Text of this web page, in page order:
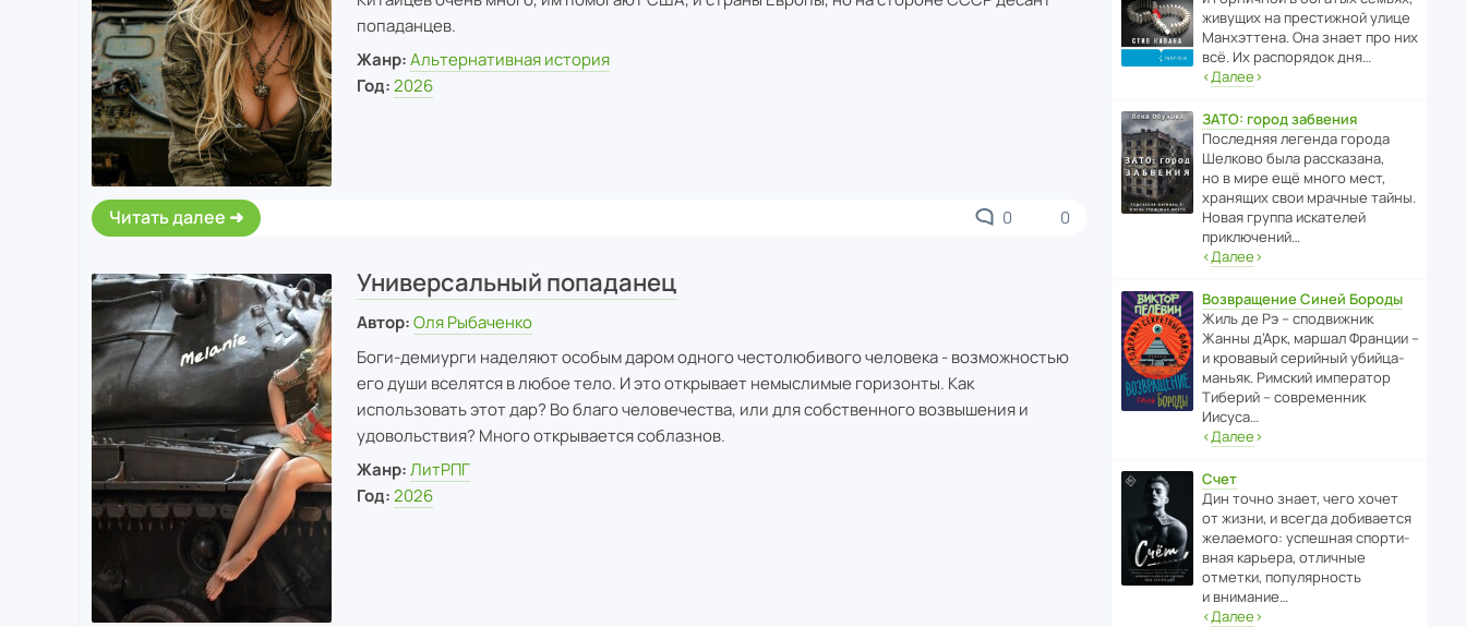
попаданцев.
Жанр: Альтернативная история
Год: 2026
Читать далее 0 0
Универсальный попаданец
Автор: Оля Рыбаченко
Боги-демиурги наделяют особым даром одного честолюбивого человека - возможностью
его души вселятся в любое тело. И это открывает немыслимые горизонты. Как
использовать этот дар? Во благо человечества, или для собственного возвышения и
удовольствия? Много открывается соблазнов.
Жанр: ЛитРПГ
Год: 2026
живущих на прес­ти­жной улице
Манх­эт­тена. Она знает про них
всё. Их распо­рядок дня…
‹Далее›
ЗАТО: город забвения
После­дняя легенда города
Шелково была расска­зана,
но в мире ещё много мест,
хранящих свои мрачные тайны.
Новая группа иска­телей
приключений…
‹Далее›
Возвращение Синей Бороды
Жиль де Рэ – спод­ви­жник
Жанны д’Арк, маршал Франции –
и кровавый серийный убийца-
маньяк. Римский импе­ратор
Тиберий – совре­менник
Иисуса…
‹Далее›
Счет
Дин точно знает, чего хочет
от жизни, и всегда доби­ва­ется
жела­е­мого: успе­шная спор­ти­
вная карьера, отли­чные
отметки, попу­ля­р­ность
и внимание…
‹Далее›